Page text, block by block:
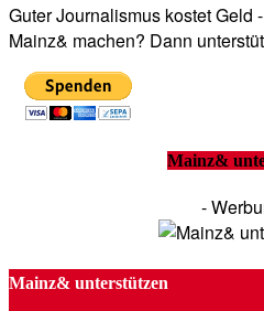
Guter Journalismus kostet Geld
Mainz& machen? Dann
Mainz&
-
Mainz& unterstützen